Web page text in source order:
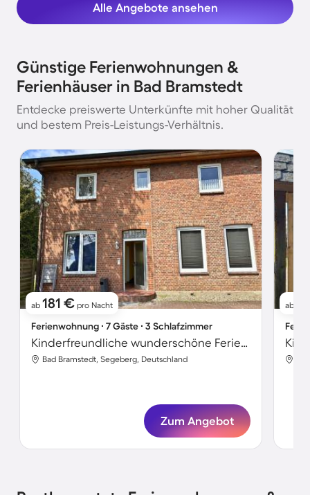
Alle Angebote ansehen
Günstige Ferienwohnungen &
Ferienhäuser in Bad Bramstedt
Entdecke preiswerte Unterkünfte mit hoher Qualität
und bestem Preis-Leistungs-Verhältnis.
ab 181 € pro Nacht
Ferienwohnung ∙ 7 Gäste ∙ 3 Schlafzimmer
Kinderfreundliche wunderschöne Ferienwohnung | Haustierfreundlich
Bad Bramstedt, Segeberg, Deutschland
Zum Angebot
ab